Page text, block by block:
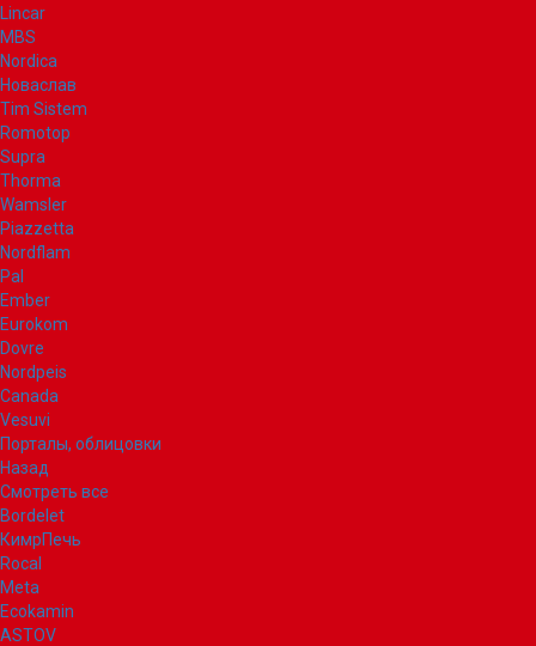
Lincar
MBS
Nordica
Новаслав
Tim Sistem
Romotop
Supra
Thorma
Wamsler
Piazzetta
Nordflam
Pal
Ember
Eurokom
Dovre
Nordpeis
Canada
Vesuvi
Порталы, облицовки
Назад
Смотреть все
Bordelet
КимрПечь
Rocal
Meta
Ecokamin
ASTOV